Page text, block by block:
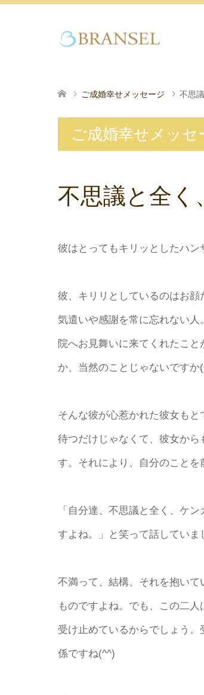
ご成婚幸せメッセージ 不思
ご成婚幸せメッセ
不思議と全く
彼はとってもキリッとしたハン
彼、キリリとしているのはお顔
気遣いや感謝を常に忘れない
院へお見舞いに来てくれたこ
か、当然のことじゃないですか
そんな彼が心惹かれた彼女も
待つだけじゃなくて、彼女か
す。それにより、自分のことを
「自分達、不思議と全く、ケ
すよね。」と笑って話していま
不満って、結構、それを抱い
ものですよね。でも、この二
受け止めているからでしょう
係ですね(^^)